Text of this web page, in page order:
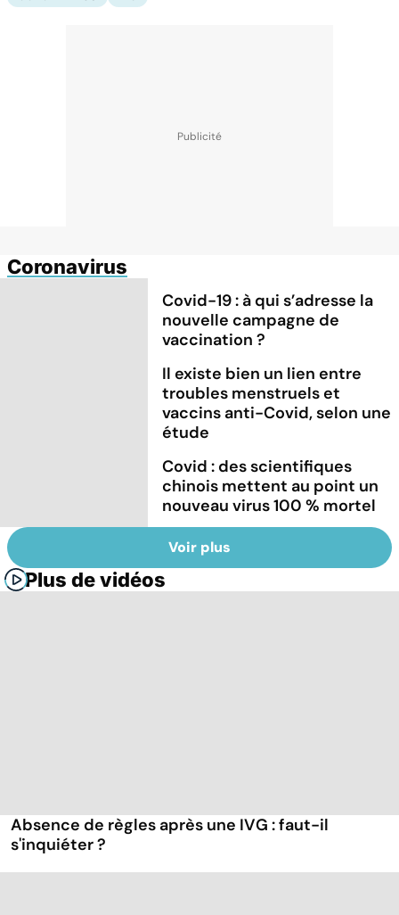
Coronavirus
Covid-19 : à qui s’adresse la
nouvelle campagne de
vaccination ?
Il existe bien un lien entre
troubles menstruels et
vaccins anti-Covid, selon une
étude
Covid : des scientifiques
chinois mettent au point un
nouveau virus 100 % mortel
Voir plus
Plus de vidéos
Absence de règles après une IVG : faut-il
s'inquiéter ?